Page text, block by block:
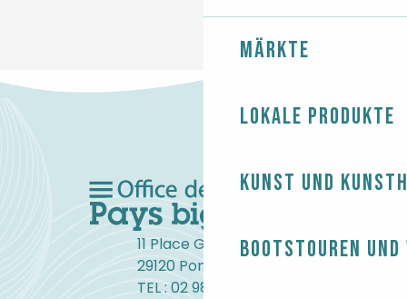
Märkte
Lokale Produkte
Kunst und
Bootstouren
11 Place Gambetta
29120 Pont-l'Abbé
TEL : 02 98 82 37 99